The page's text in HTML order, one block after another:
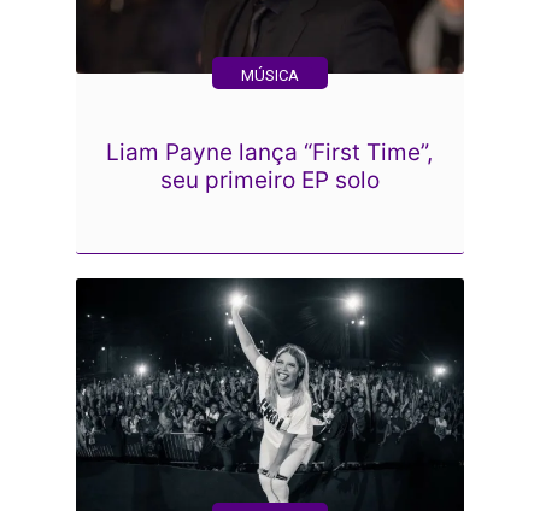
MÚSICA
Liam Payne lança “First Time”,
seu primeiro EP solo